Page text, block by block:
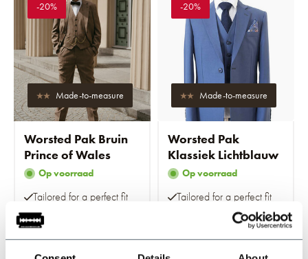
-20%
Made-to-measure
Worsted Pak Bruin
Prince of Wales
Op voorraad
Tailored for a perfect fit
€719,95
-20%
Made-to-measure
Worsted Pak
Klassiek Lichtblauw
Op voorraad
Tailored for a perfect fit
€719,95